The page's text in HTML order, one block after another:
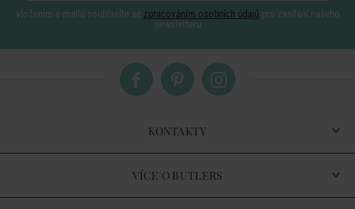
vložením e-mailu souhlasíte se zpracováním osobních údajů pro zasílání našeho
newsletteru
KONTAKTY
VÍCE O BUTLERS